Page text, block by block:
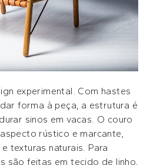
experimental. Com hastes
forma à peça, a estrutura é
sinos em vacas. O couro
rústico e marcante,
texturas naturais. Para
são feitas em tecido de linho,